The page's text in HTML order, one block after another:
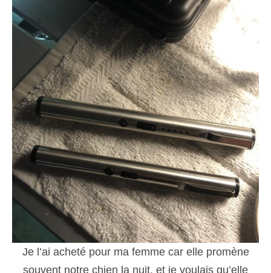
Je l’ai acheté pour ma femme car elle promène
souvent notre chien la nuit, et je voulais qu’elle